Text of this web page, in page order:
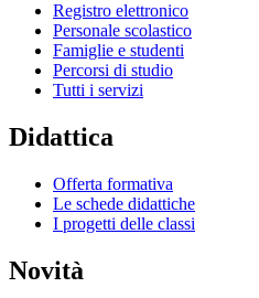
Registro elettronico
Personale scolastico
Famiglie e studenti
Percorsi di studio
Tutti i servizi
Didattica
Offerta formativa
Le schede didattiche
I progetti delle classi
Novità